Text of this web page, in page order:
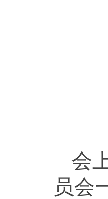
会
员会